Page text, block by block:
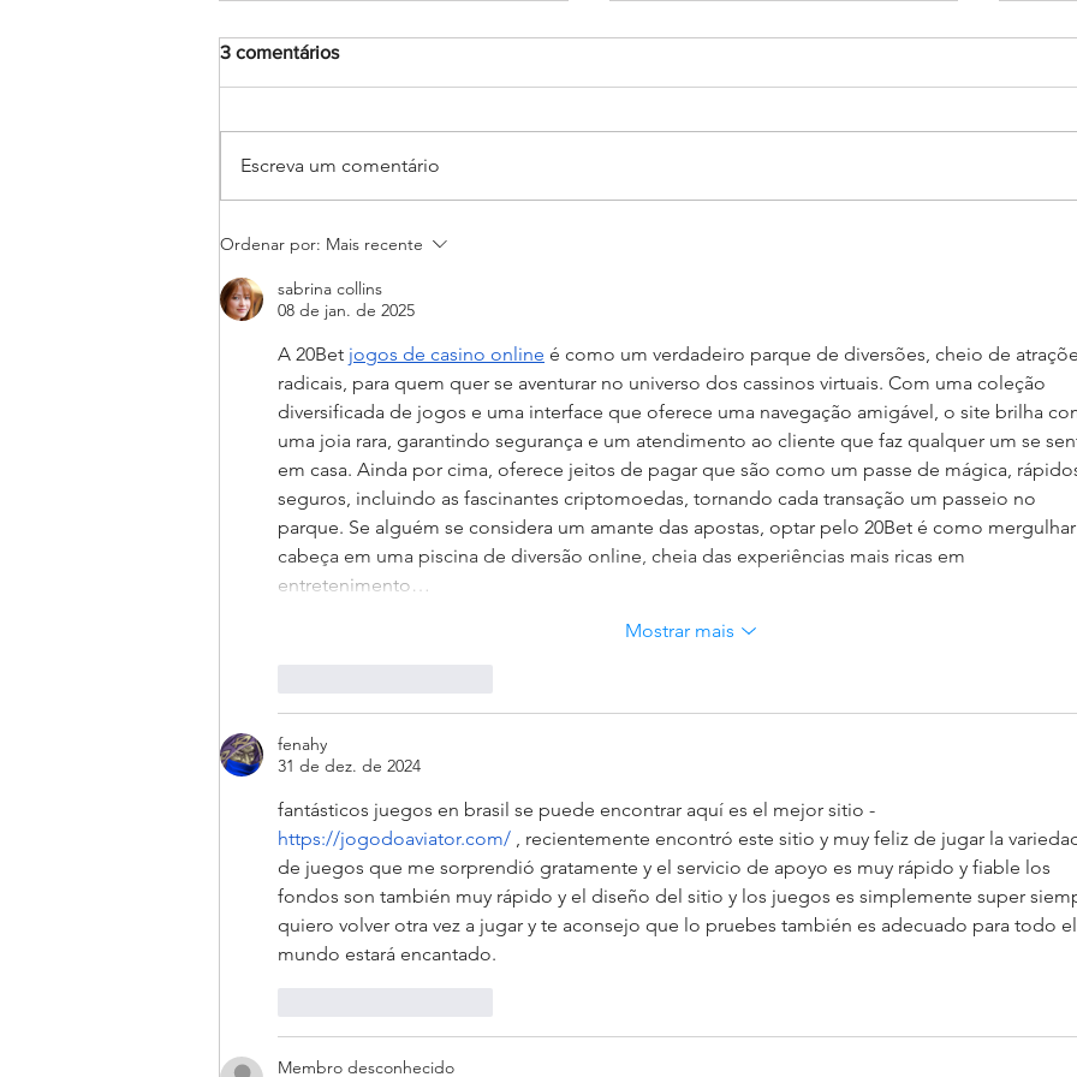
Judô rumo ao JEBs e aos
Jogos da Juventude: Alunas
do Salesiano Recife estão
classificadas para etapas
3 comentários
Escreva um comentário
Ordenar por: Mais recente
sabrina collins
08 de jan. de 2025
A 20Bet jogos de casino online é como um verdadeiro parque de diversões, cheio de
radicais, para quem quer se aventurar no universo dos cassinos virtuais. Com uma coleção
diversificada de jogos e uma interface que oferece uma navegação amigável, o site brilha
uma joia rara, garantindo segurança e um atendimento ao cliente que faz qualquer um se
em casa. Ainda por cima, oferece jeitos de pagar que são como um passe de mágica,
seguros, incluindo as fascinantes criptomoedas, tornando cada transação um passeio no
parque. Se alguém se considera um amante das apostas, optar pelo 20Bet é como
cabeça em uma piscina de diversão online, cheia das experiências mais ricas em
entretenimento…
Mostrar mais
fenahy
31 de dez. de 2024
fantásticos juegos en brasil se puede encontrar aquí es el mejor sitio -
https://jogodoaviator.com/ , recientemente encontró este sitio y muy feliz de jugar la
de juegos que me sorprendió gratamente y el servicio de apoyo es muy rápido y fiable los
fondos son también muy rápido y el diseño del sitio y los juegos es simplemente super
quiero volver otra vez a jugar y te aconsejo que lo pruebes también es adecuado para todo el
mundo estará encantado.
Membro desconhecido